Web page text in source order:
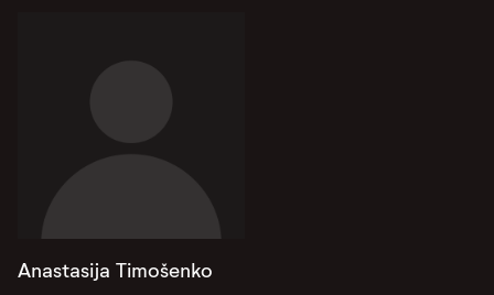
Anastasija Timošenko